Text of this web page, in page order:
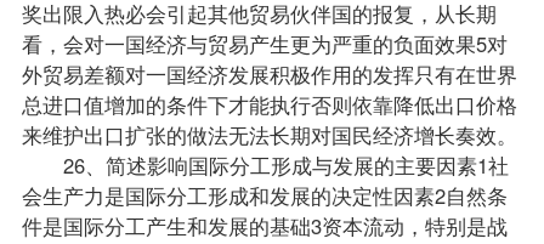
奖出限入热必会引起其他贸易伙伴国的报复，从长期
看，会对一国经济与贸易产生更为严重的负面效果5对
外贸易差额对一国经济发展积极作用的发挥只有在世界
总进口值增加的条件下才能执行否则依靠降低出口价格
来维护出口扩张的做法无法长期对国民经济增长奏效。
26、简述影响国际分工形成与发展的主要因素1社
会生产力是国际分工形成和发展的决定性因素2自然条
件是国际分工产生和发展的基础3资本流动，特别是战